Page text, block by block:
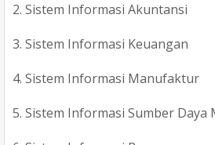
2. Sistem Informasi Akuntansi
3. Sistem Informasi Keuangan
4. Sistem Informasi Manufaktur
5. Sistem Informasi Sumber Daya